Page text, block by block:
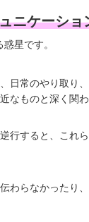
ニケーショ
星です。
日常のやり取り
なものと深く関わ
行すると、これ
わらなかったり